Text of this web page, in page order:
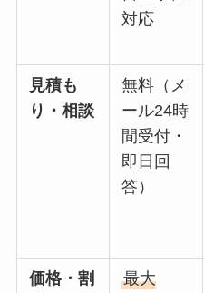
対応
見積も
り・相談
無料（メ
ール24時
間受付・
即日回
答）
価格・割
最大